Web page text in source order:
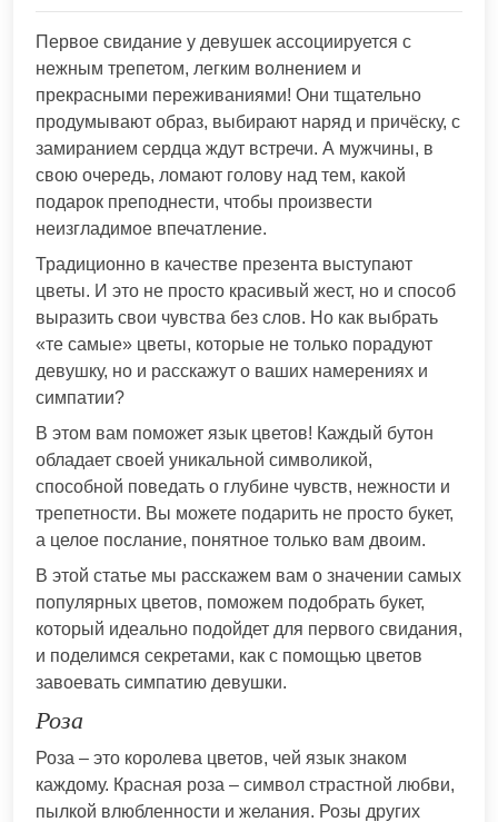
Первое свидание у девушек ассоциируется с
нежным трепетом, легким волнением и
прекрасными переживаниями! Они тщательно
продумывают образ, выбирают наряд и причёску, с
замиранием сердца ждут встречи. А мужчины, в
свою очередь, ломают голову над тем, какой
подарок преподнести, чтобы произвести
неизгладимое впечатление.
Традиционно в качестве презента выступают
цветы. И это не просто красивый жест, но и способ
выразить свои чувства без слов. Но как выбрать
«те самые» цветы, которые не только порадуют
девушку, но и расскажут о ваших намерениях и
симпатии?
В этом вам поможет язык цветов! Каждый бутон
обладает своей уникальной символикой,
способной поведать о глубине чувств, нежности и
трепетности. Вы можете подарить не просто букет,
а целое послание, понятное только вам двоим.
В этой статье мы расскажем вам о значении самых
популярных цветов, поможем подобрать букет,
который идеально подойдет для первого свидания,
и поделимся секретами, как с помощью цветов
завоевать симпатию девушки.
Роза
Роза – это королева цветов, чей язык знаком
каждому. Красная роза – символ страстной любви,
пылкой влюбленности и желания. Розы других